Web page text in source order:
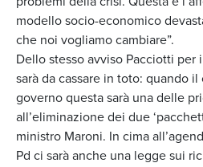
modello socio-economico
che noi vogliamo cambiare”.
Dello stesso avviso Pacciotti per
sarà da cassare in toto: quando
governo questa sarà una delle
all’eliminazione dei due
ministro Maroni. In cima
Pd ci sarà anche una legge sui